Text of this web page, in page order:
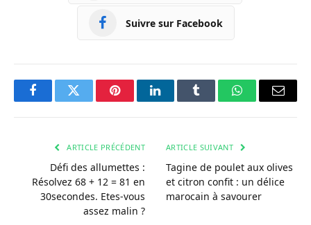
Suivre sur Facebook
FacebookTwitter PinterestLinkedInTumblr WhatsApp
ARTICLE PRÉCÉDENT
Défi des allumettes :
Résolvez 68 + 12 = 81 en
30secondes. Etes-vous
assez malin ?
ARTICLE SUIVANT
Tagine de poulet aux olives
et citron confit : un délice
marocain à savourer